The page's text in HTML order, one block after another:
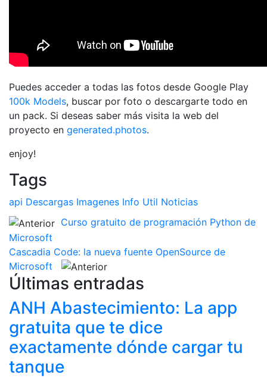
Puedes acceder a todas las fotos desde Google Play
100k Models, buscar por foto o descargarte todo en
un pack. Si deseas saber más visita la web del
proyecto en generated.photos.
enjoy!
Tags
api Descargas Imagenes Info Util Noticias
Curso gratuito de programación Python de
Microsoft
Cascadia Code: la nueva fuente OpenSource de
Microsoft
Últimas entradas
ANH Abastecimiento: La app
gratuita que te dice
exactamente dónde cargar tu
tanque